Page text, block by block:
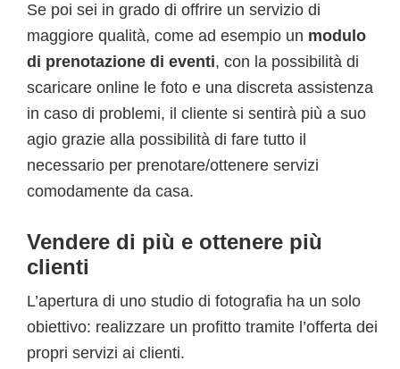
Se poi sei in grado di offrire un servizio di
maggiore qualità, come ad esempio un modulo
di prenotazione di eventi, con la possibilità di
scaricare online le foto e una discreta assistenza
in caso di problemi, il cliente si sentirà più a suo
agio grazie alla possibilità di fare tutto il
necessario per prenotare/ottenere servizi
comodamente da casa.
Vendere di più e ottenere più
clienti
L’apertura di uno studio di fotografia ha un solo
obiettivo: realizzare un profitto tramite l’offerta dei
propri servizi ai clienti.